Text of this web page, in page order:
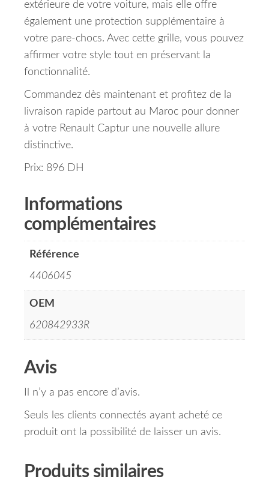
extérieure de votre voiture, mais elle offre
également une protection supplémentaire à
votre pare-chocs. Avec cette grille, vous pouvez
affirmer votre style tout en préservant la
fonctionnalité.
Commandez dès maintenant et profitez de la
livraison rapide partout au Maroc pour donner
à votre Renault Captur une nouvelle allure
distinctive.
Prix: 896 DH
Informations
complémentaires
Référence
4406045
OEM
620842933R
Avis
Il n’y a pas encore d’avis.
Seuls les clients connectés ayant acheté ce
produit ont la possibilité de laisser un avis.
Produits similaires